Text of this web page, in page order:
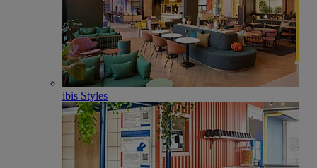
ibis Styles